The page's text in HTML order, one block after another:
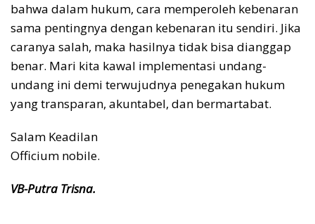
bahwa dalam hukum, cara memperoleh kebenaran
sama pentingnya dengan kebenaran itu sendiri. Jika
caranya salah, maka hasilnya tidak bisa dianggap
benar. Mari kita kawal implementasi undang-
undang ini demi terwujudnya penegakan hukum
yang transparan, akuntabel, dan bermartabat.
Salam Keadilan
Officium nobile.
VB-Putra Trisna.